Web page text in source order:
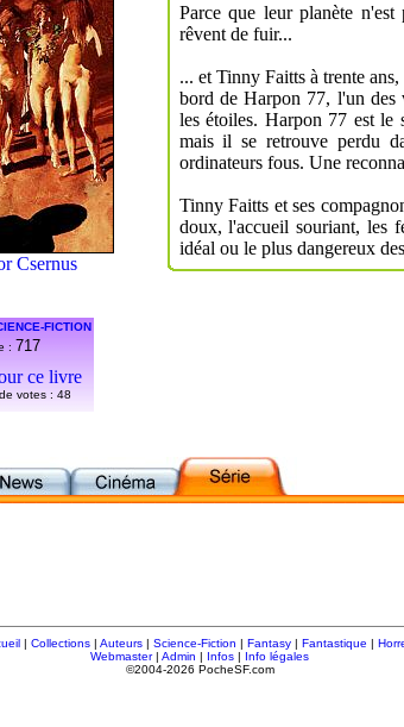
Csernus
FICTION
: 717
ce livre
votes : 48
Parce que leur planète
rêvent de fuir...
... et Tinny Faitts à trente
bord de Harpon 77, l'un des
les étoiles. Harpon 77 est le
mais il se retrouve perdu
ordinateurs fous. Une
Tinny Faitts et ses
doux, l'accueil souriant, les
idéal ou le plus dangereux
| Collections | Auteurs | Science-Fiction | Fantasy | Fantastique |
Webmaster| Admin | Infos | Info légales
©2004-2026 PocheSF.com